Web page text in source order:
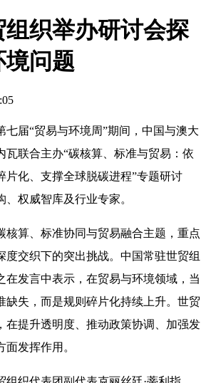
织举办研讨会探
问题
七届“贸易与环境周”期间，中国与澳大
瓦联合主办“碳核算、标准与贸易：依
片化、支撑全球脱碳进程”专题研讨
权威智库及行业专家。
核算、标准协同与贸易融合主题，重点
度交织下的突出挑战。中国常驻世贸组
在发言中表示，在贸易与环境领域，当
缺失，而是规则碎片化持续上升。世贸
在提升透明度、推动政策协调、加强发
发挥作用。